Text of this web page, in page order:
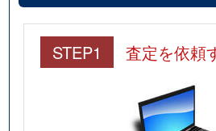
STEP1 査定を依頼